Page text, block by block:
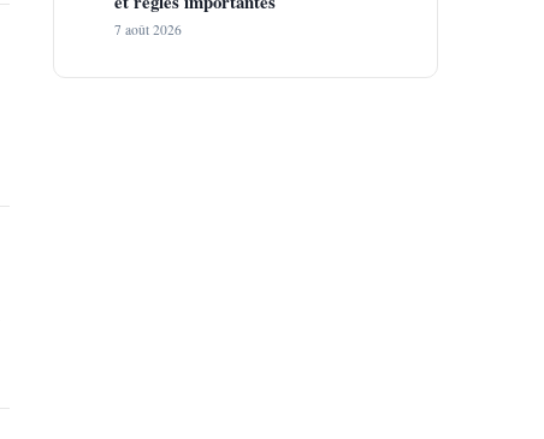
7 août 2026